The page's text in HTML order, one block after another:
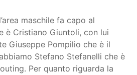
maschile fa capo al
è Cristiano Giuntoli, con lui
Giuseppe Pompilio che è il
Stefano Stefanelli che è
Per quanto riguarda la